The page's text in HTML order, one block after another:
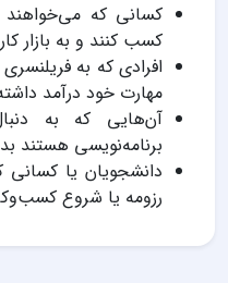
کسانی که می‌خواهند
کسب کنند و به بازار
افرادی که به
مهارت خود درآمد
آن‌هایی که به
برنامه‌نویسی هستند
دانشجویان یا
رزومه یا شروع